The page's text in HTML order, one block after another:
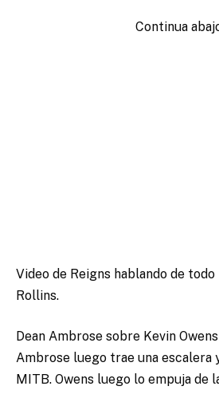
Continua
Video de Reigns hablando de
Rollins.
Dean Ambrose sobre Kevin
Ambrose luego trae una escalera
MITB. Owens luego lo empuja de